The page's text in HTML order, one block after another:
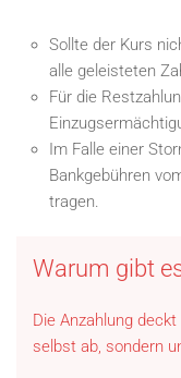
Sollte der Kurs
alle geleisteten
Für die
Im Falle einer
Bankgebühren
tragen.
Warum gibt
Die Anzahlung
selbst ab, sondern